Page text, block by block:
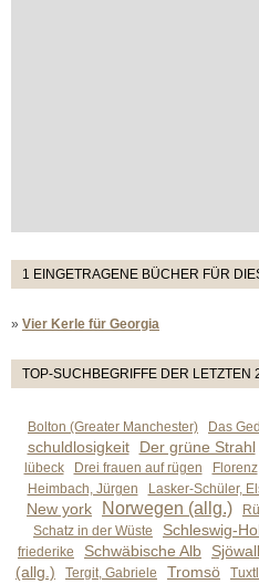
1 EINGETRAGENE BÜCHER FÜR
» Vier Kerle für Georgia
TOP-SUCHBEGRIFFE DER LETZTEN
Bolton (Greater Manchester) Das
schuldlosigkeit Der grüne Strahl
lübeck
Drei frauen auf rügen Florenz
Heimbach, Jürgen
Lasker-Schüler,
New york
Norwegen (allg.)
Schatz in der Wüste
Schleswig-
friederike Schwäbische Alb
(allg.) Tergit, Gabriele Tromsö